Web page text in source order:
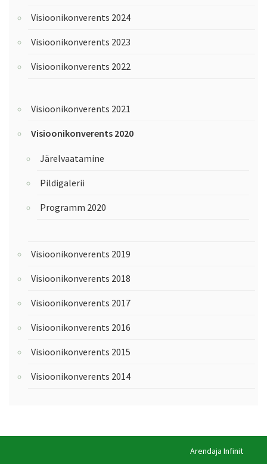
Visioonikonverents 2024
Visioonikonverents 2023
Visioonikonverents 2022
Visioonikonverents 2021
Visioonikonverents 2020
Järelvaatamine
Pildigalerii
Programm 2020
Visioonikonverents 2019
Visioonikonverents 2018
Visioonikonverents 2017
Visioonikonverents 2016
Visioonikonverents 2015
Visioonikonverents 2014
Arendaja Infinit